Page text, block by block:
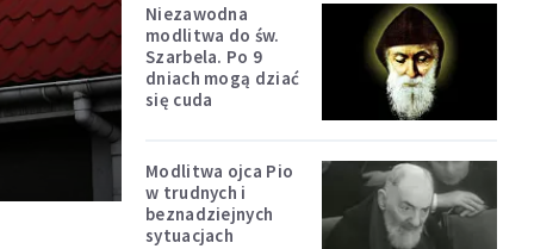
Niezawodna
modlitwa do św.
Szarbela. Po 9
dniach mogą dziać
się cuda
Modlitwa ojca Pio
w trudnych i
beznadziejnych
sytuacjach